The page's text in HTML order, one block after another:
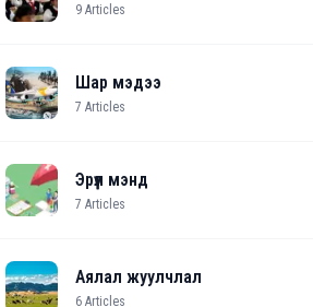
9 Articles
Шар мэдээ
7 Articles
Эрүүл мэнд
7 Articles
Аялал жуулчлал
6 Articles